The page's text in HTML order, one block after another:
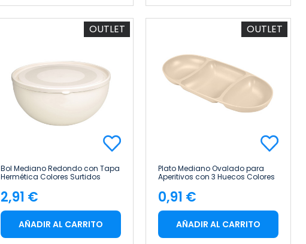
OUTLET
Bol Mediano Redondo con Tapa
Hermética Colores Surtidos
Precio
2,91 €
AÑADIR AL CARRITO
OUTLET
Plato Mediano Ovalado para
Aperitivos con 3 Huecos Colores
Precio
0,91 €
AÑADIR AL CARRITO